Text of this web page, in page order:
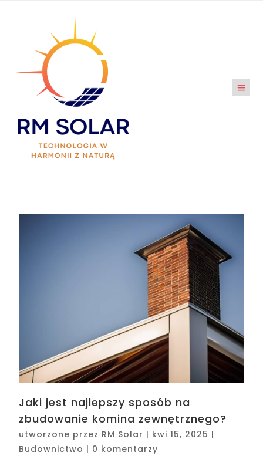
Jaki jest najlepszy sposób na
zbudowanie komina zewnętrznego?
utworzone przez RM Solar | kwi 15, 2025 |
Budownictwo | 0 komentarzy